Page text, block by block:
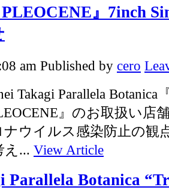
』7inch
am Published by cero
Takagi Parallela
』のお取扱い店
ナウイルス感染防止の観
え... View Article
Parallela Botanica